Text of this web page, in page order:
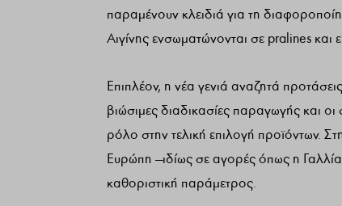
παραμένουν κλειδιά για τη
Αιγίνης ενσωματώνονται σε pralines
Επιπλέον, η νέα γενιά αναζητά
βιώσιμες διαδικασίες παραγωγής και
ρόλο στην τελική επιλογή προϊόντων.
Ευρώπη —ιδίως σε αγορές όπως η
καθοριστική παράμετρος.